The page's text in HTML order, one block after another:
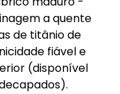
a quente
de titânio de
fiável e
(disponível